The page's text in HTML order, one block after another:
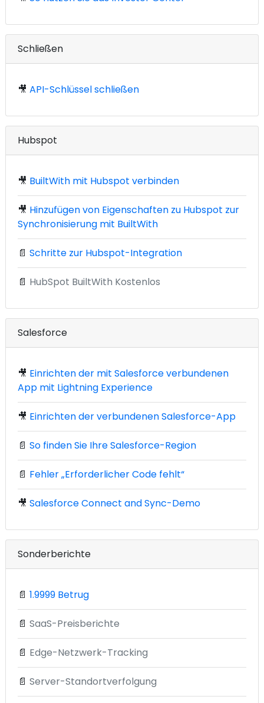
Schließen
🎥 API-Schlüssel schließen
Hubspot
🎥 BuiltWith mit Hubspot verbinden
🎥 Hinzufügen von Eigenschaften zu Hubspot zur
Synchronisierung mit BuiltWith
📄 Schritte zur Hubspot-Integration
📄 HubSpot BuiltWith Kostenlos
Salesforce
🎥 Einrichten der mit Salesforce verbundenen
App mit Lightning Experience
🎥 Einrichten der verbundenen Salesforce-App
📄 So finden Sie Ihre Salesforce-Region
📄 Fehler „Erforderlicher Code fehlt“
🎥 Salesforce Connect and Sync-Demo
Sonderberichte
📄 1.9999 Betrug
📄 SaaS-Preisberichte
📄 Edge-Netzwerk-Tracking
📄 Server-Standortverfolgung